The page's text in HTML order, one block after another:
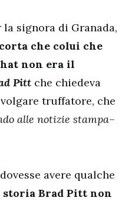
signora di Granada,
che colui che
non era il
Pitt che chiedeva
truffatore, che
alle notizie stampa–
avere qualche
Brad Pitt non